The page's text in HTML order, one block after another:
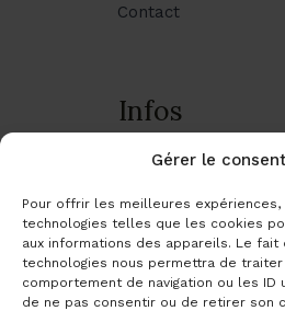
Gérer le
Pour offrir les meilleures expériences,
technologies telles que les cookies
aux informations des appareils. Le fait
technologies nous permettra de
comportement de navigation ou les ID
de ne pas consentir ou de retirer son
Contact
Infos
Livraison &
Mes commandes
Mentions légales
Politique de